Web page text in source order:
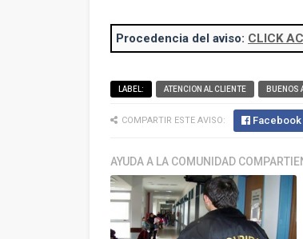
Procedencia del aviso: CLICK
LABEL: ATENCION AL CLIENTE BUENOS
COMPARTIR ESTE AVISO: Facebook
AYUDA A LA COMUNIDAD